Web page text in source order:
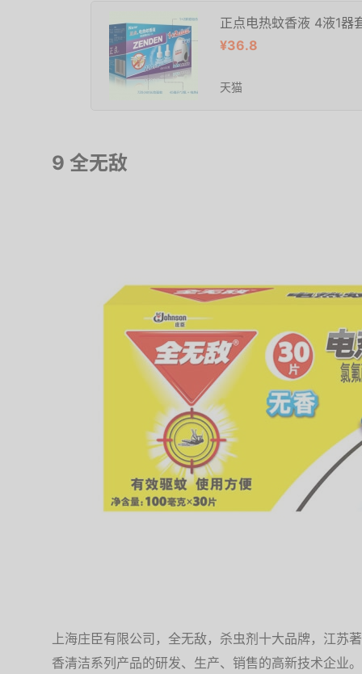
正点电热蚊香液 4液1器
¥36.8
天猫
9 全无敌
上海庄臣有限公司，全无敌，杀虫剂十大品牌，江苏
香清洁系列产品的研发、生产、销售的高新技术企业